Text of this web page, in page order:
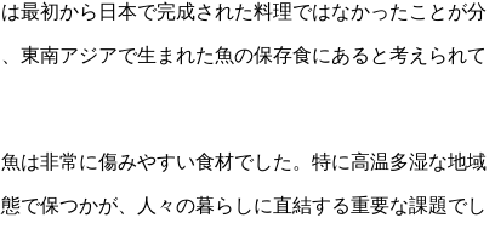
最初から日本で完成された料理ではなかったことが分
東南アジアで生まれた魚の保存食にあると考えられて
は非常に傷みやすい食材でした。特に高温多湿な地域
で保つかが、人々の暮らしに直結する重要な課題でし